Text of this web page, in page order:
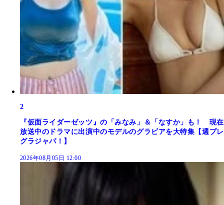
2
『仮面ライダーゼッツ』の「みなみ」＆「なすか」も！ 現在
放送中のドラマに出演中のモデルのグラビアを大特集【週プレ
グラジャパ！】
2026年08月05日 12:00